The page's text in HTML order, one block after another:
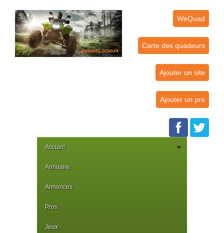
WeQuad
Carte des quadeurs
Ajouter un site
Ajouter un pro
Accueil
Annuaire
Annonces
Pros
Jeux